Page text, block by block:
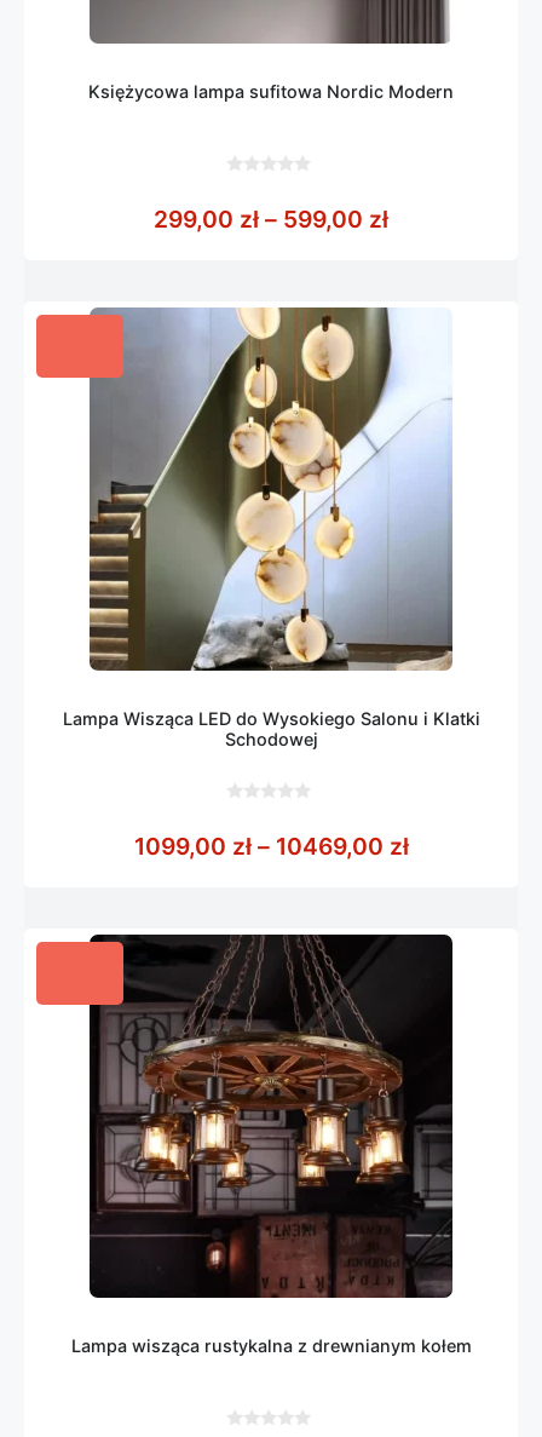
Księżycowa lampa sufitowa Nordic Modern
5
299,00 zł – 599,00 złZakres cen:
Lampa Wisząca LED do Wysokiego Salonu i Klatki
Schodowej
5
1099,00 zł – 10469,00 złZakres
Lampa wisząca rustykalna z drewnianym kołem